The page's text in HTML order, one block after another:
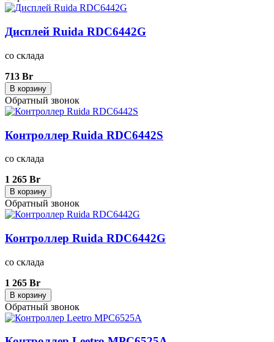
Дисплей Ruida RDC6442G
со склада
713 Br
В корзину
Обратный звонок
Контроллер Ruida RDC6442S
со склада
1 265 Br
В корзину
Обратный звонок
Контроллер Ruida RDC6442G
со склада
1 265 Br
В корзину
Обратный звонок